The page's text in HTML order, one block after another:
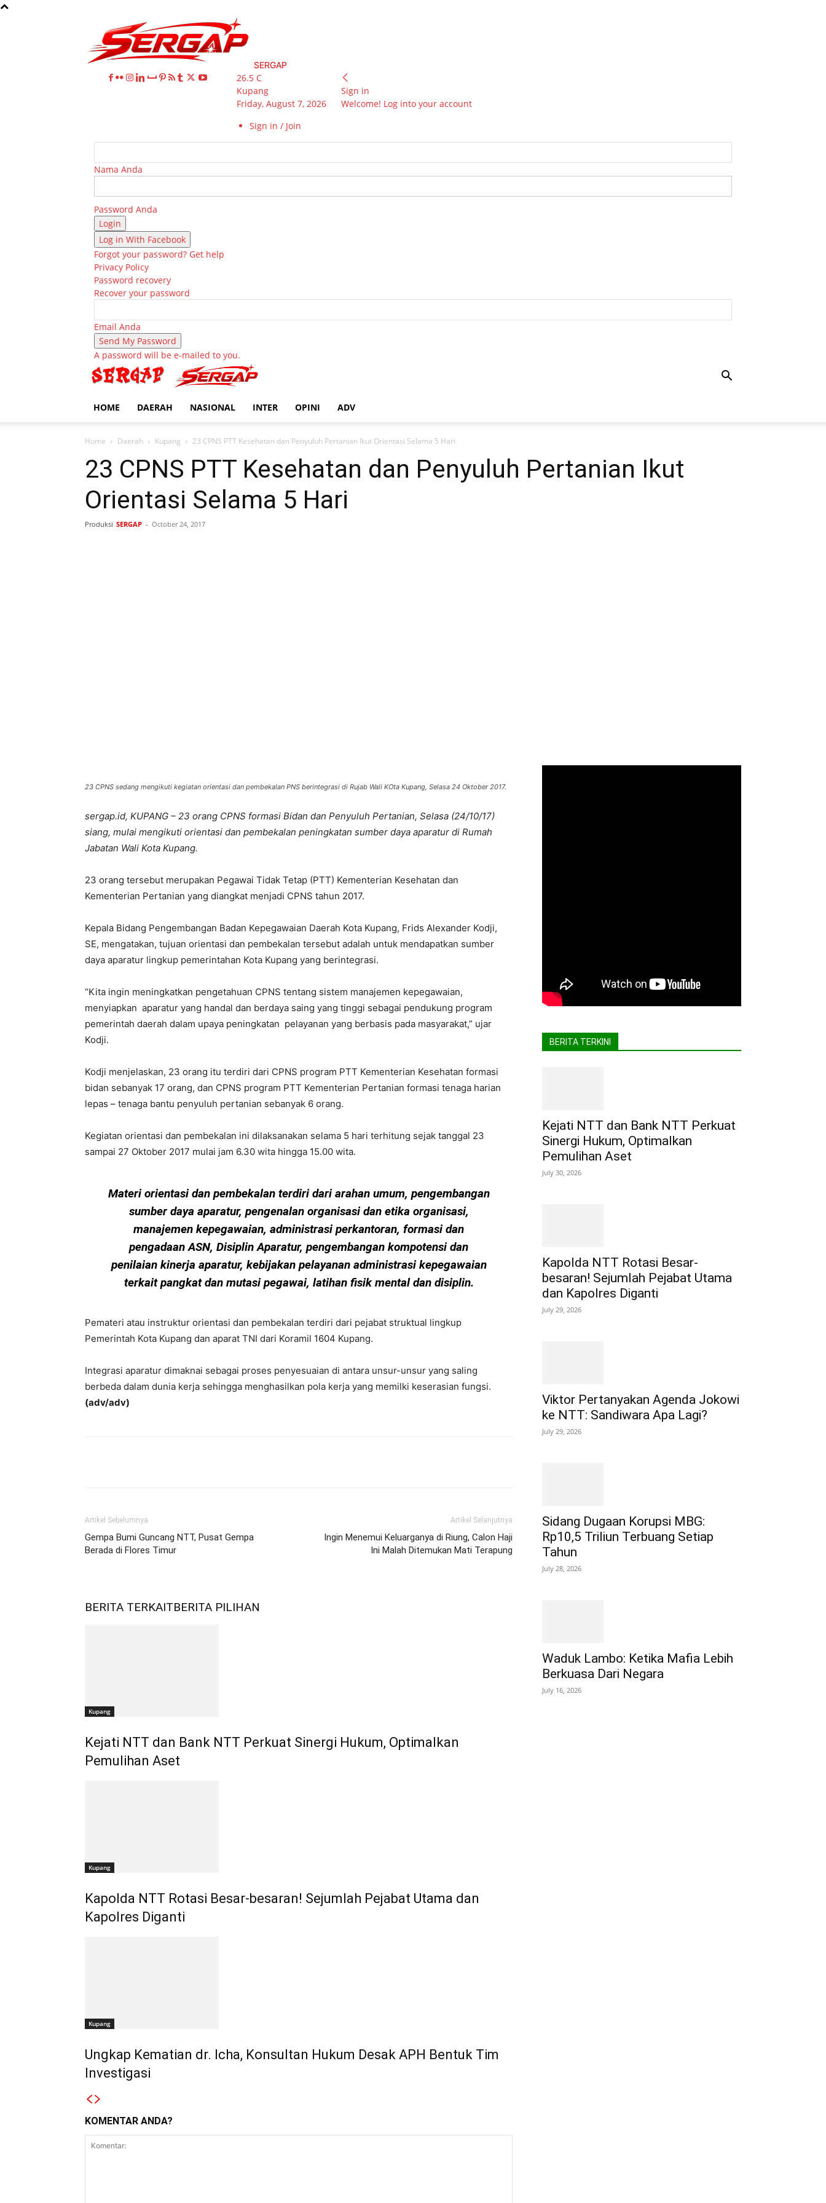
SERGAP
26.5 C
Kupang
Friday, August 7, 2026
Sign in / Join
Sign in
Welcome! Log into your account
Nama Anda
Password Anda
Log in With Facebook
Forgot your password? Get help
Privacy Policy
Password recovery
Recover your password
Email Anda
A password will be e-mailed to you.
HOME DAERAH NASIONAL INTER OPINI ADV
Home Daerah Kupang 23 CPNS PTT Kesehatan dan Penyuluh Pertanian Ikut Orientasi Selama 5 Hari
23 CPNS PTT Kesehatan dan Penyuluh Pertanian Ikut
Orientasi Selama 5 Hari
Produksi SERGAP - October 24, 2017
23 CPNS sedang mengikuti kegiatan orientasi dan pembekalan PNS berintegrasi di Rujab Wali KOta Kupang, Selasa 24 Oktober 2017.
sergap.id, KUPANG – 23 orang CPNS formasi Bidan dan Penyuluh Pertanian, Selasa (24/10/17)
siang, mulai mengikuti orientasi dan pembekalan peningkatan sumber daya aparatur di Rumah
Jabatan Wali Kota Kupang.
23 orang tersebut merupakan Pegawai Tidak Tetap (PTT) Kementerian Kesehatan dan
Kementerian Pertanian yang diangkat menjadi CPNS tahun 2017.
Kepala Bidang Pengembangan Badan Kepegawaian Daerah Kota Kupang, Frids Alexander Kodji,
SE, mengatakan, tujuan orientasi dan pembekalan tersebut adalah untuk mendapatkan sumber
daya aparatur lingkup pemerintahan Kota Kupang yang berintegrasi.
“Kita ingin meningkatkan pengetahuan CPNS tentang sistem manajemen kepegawaian,
menyiapkan aparatur yang handal dan berdaya saing yang tinggi sebagai pendukung program
pemerintah daerah dalam upaya peningkatan pelayanan yang berbasis pada masyarakat,” ujar
Kodji.
Kodji menjelaskan, 23 orang itu terdiri dari CPNS program PTT Kementerian Kesehatan formasi
bidan sebanyak 17 orang, dan CPNS program PTT Kementerian Pertanian formasi tenaga harian
lepas – tenaga bantu penyuluh pertanian sebanyak 6 orang.
Kegiatan orientasi dan pembekalan ini dilaksanakan selama 5 hari terhitung sejak tanggal 23
sampai 27 Oktober 2017 mulai jam 6.30 wita hingga 15.00 wita.
Materi orientasi dan pembekalan terdiri dari arahan umum, pengembangan
sumber daya aparatur, pengenalan organisasi dan etika organisasi,
manajemen kepegawaian, administrasi perkantoran, formasi dan
pengadaan ASN, Disiplin Aparatur, pengembangan kompotensi dan
penilaian kinerja aparatur, kebijakan pelayanan administrasi kepegawaian
terkait pangkat dan mutasi pegawai, latihan fisik mental dan disiplin.
Pemateri atau instruktur orientasi dan pembekalan terdiri dari pejabat struktual lingkup
Pemerintah Kota Kupang dan aparat TNI dari Koramil 1604 Kupang.
Integrasi aparatur dimaknai sebagai proses penyesuaian di antara unsur-unsur yang saling
berbeda dalam dunia kerja sehingga menghasilkan pola kerja yang memilki keserasian fungsi.
(adv/adv)
Artikel Sebelumnya
Gempa Bumi Guncang NTT, Pusat Gempa
Berada di Flores Timur
Artikel Selanjutnya
Ingin Menemui Keluarganya di Riung, Calon Haji
Ini Malah Ditemukan Mati Terapung
BERITA TERKAITBERITA PILIHAN
Kupang
Kejati NTT dan Bank NTT Perkuat Sinergi Hukum, Optimalkan
Pemulihan Aset
Kupang
Kapolda NTT Rotasi Besar-besaran! Sejumlah Pejabat Utama dan
Kapolres Diganti
Kupang
Ungkap Kematian dr. Icha, Konsultan Hukum Desak APH Bentuk Tim
Investigasi
KOMENTAR ANDA?
BERITA TERKINI
Kejati NTT dan Bank NTT Perkuat
Sinergi Hukum, Optimalkan
Pemulihan Aset
July 30, 2026
Kapolda NTT Rotasi Besar-
besaran! Sejumlah Pejabat Utama
dan Kapolres Diganti
July 29, 2026
Viktor Pertanyakan Agenda Jokowi
ke NTT: Sandiwara Apa Lagi?
July 29, 2026
Sidang Dugaan Korupsi MBG:
Rp10,5 Triliun Terbuang Setiap
Tahun
July 28, 2026
Waduk Lambo: Ketika Mafia Lebih
Berkuasa Dari Negara
July 16, 2026